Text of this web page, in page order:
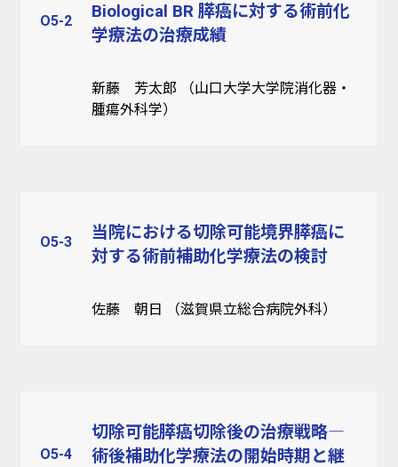
O5-2
Biological BR 膵癌に対する術前化
学療法の治療成績
新藤 芳太郎 （山口大学大学院消化器・
腫瘍外科学）
O5-3
当院における切除可能境界膵癌に
対する術前補助化学療法の検討
佐藤 朝日 （滋賀県立総合病院外科）
O5-4
切除可能膵癌切除後の治療戦略―
術後補助化学療法の開始時期と継